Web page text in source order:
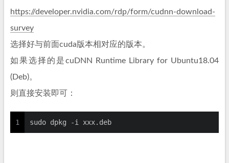
https://developer.nvidia.com/rdp/form/cudnn-download-
survey
选择好与前面cuda版本相对应的版本。
如果选择的是cuDNN Runtime Library for Ubuntu18.04
(Deb)。
则直接安装即可：
1 sudo dpkg -i xxx.deb